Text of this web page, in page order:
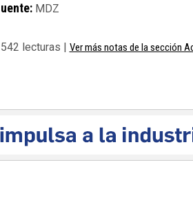
MDZ
lecturas | Ver más notas de la sección